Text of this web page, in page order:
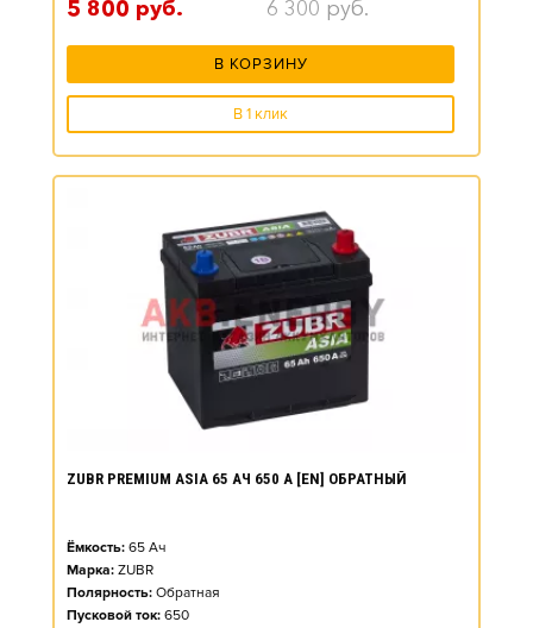
5 800 руб. 6 300 руб.
В КОРЗИНУ
В 1 клик
ZUBR PREMIUM ASIA 65 АЧ 650 А [EN] ОБРАТНЫЙ
Ёмкость: 65 Ач
Марка: ZUBR
Полярность: Обратная
Пусковой ток: 650